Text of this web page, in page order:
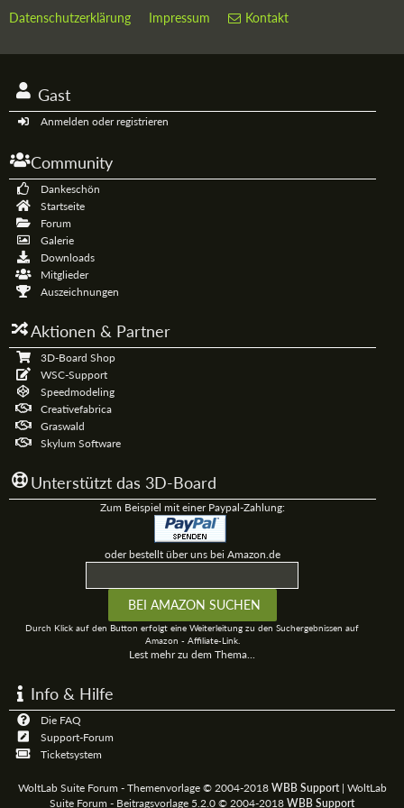
Datenschutzerklärung Impressum Kontakt
Gast
Anmelden oder registrieren
Community
Dankeschön
Startseite
Forum
Galerie
Downloads
Mitglieder
Auszeichnungen
Aktionen & Partner
3D-Board Shop
WSC-Support
Speedmodeling
Creativefabrica
Graswald
Skylum Software
Unterstützt das 3D-Board
Zum Beispiel mit einer Paypal-Zahlung:
oder bestellt über uns bei Amazon.de
Durch Klick auf den Button erfolgt eine Weiterleitung zu den Suchergebnissen auf
Amazon - Affiliate-Link.
Lest mehr zu dem Thema...
Info & Hilfe
Die FAQ
Support-Forum
Ticketsystem
WoltLab Suite Forum - Themenvorlage © 2004-2018 WBB Support| WoltLab
Suite Forum - Beitragsvorlage 5.2.0 © 2004-2018 WBB Support